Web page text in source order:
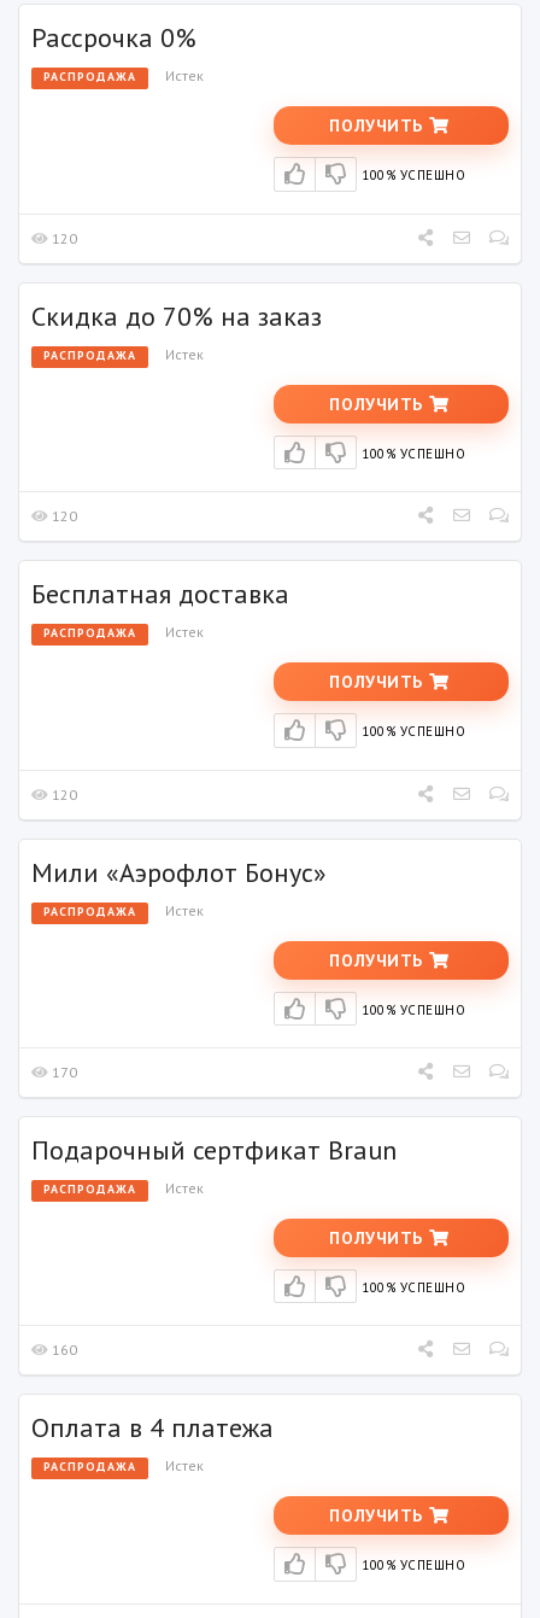
Рассрочка 0%
РАСПРОДАЖА Истек
ПОЛУЧИТЬ
100% УСПЕШНО
120
Скидка до 70% на заказ
РАСПРОДАЖА Истек
ПОЛУЧИТЬ
100% УСПЕШНО
120
Бесплатная доставка
РАСПРОДАЖА Истек
ПОЛУЧИТЬ
100% УСПЕШНО
120
Мили «Аэрофлот Бонус»
РАСПРОДАЖА Истек
ПОЛУЧИТЬ
100% УСПЕШНО
170
Подарочный сертфикат Braun
РАСПРОДАЖА Истек
ПОЛУЧИТЬ
100% УСПЕШНО
160
Оплата в 4 платежа
РАСПРОДАЖА Истек
ПОЛУЧИТЬ
100% УСПЕШНО